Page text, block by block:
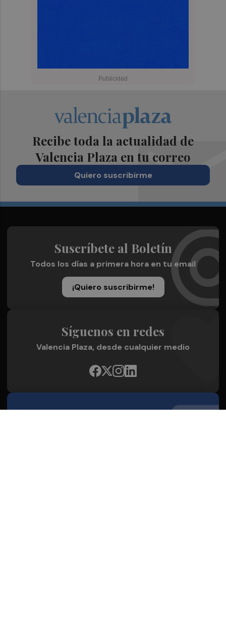
Recibe toda la actualidad de
Valencia Plaza en tu correo
Quiero suscribirme
Suscríbete al Boletín
Todos los días a primera hora en tu email
¡Quiero suscribirme!
Síguenos en redes
Valencia Plaza, desde cualquier medio
Quienes Somos